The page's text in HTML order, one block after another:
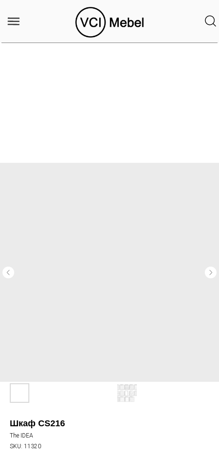
Шкаф CS216
The IDEA
SKU: 11320